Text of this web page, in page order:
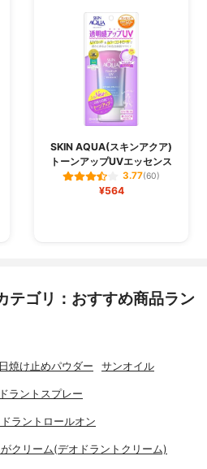
SKIN AQUA(スキンアクア)
トーンアップUVエッセンス
3.77(60)
¥564
テゴリ：おすすめ商品ラン
日焼け止めパウダー サンオイル
ラントスプレー
ラントロールオン
クリーム(デオドラントクリーム)